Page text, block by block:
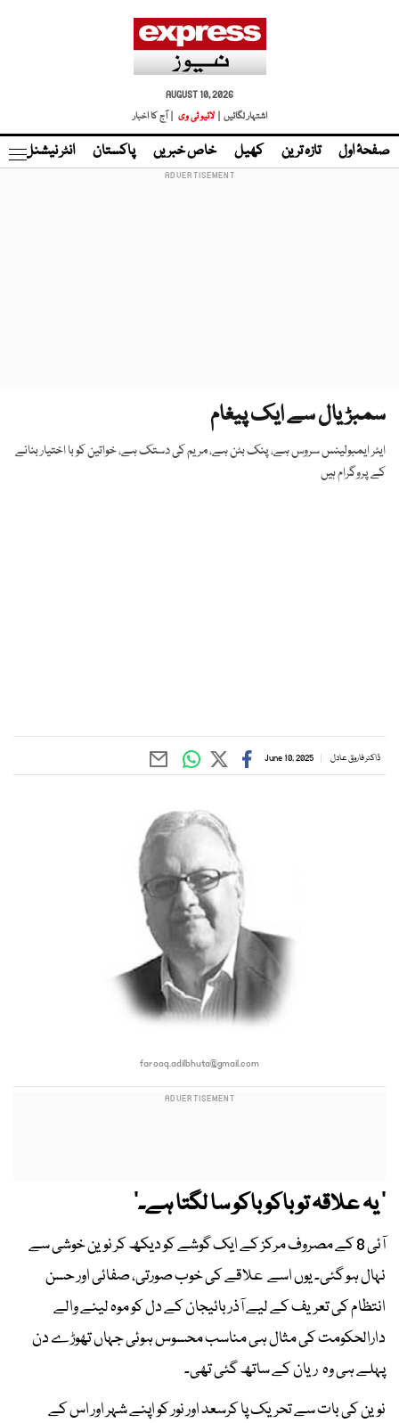
AUGUST 10, 2026
اشتہار لگائیں |
لائیو ٹی وی | آج کا اخبار
صفحۂ اول تازہ ترین کھیل خاص خبریں پاکستان انٹر نیشنل
سمبڑیال سے ایک پیغام
ایئر ایمبولینس سروس ہے، پنک بٹن ہے، مریم کی دستک ہے، خواتین کو با اختیار بنانے
کے پروگرام ہیں
ڈاکٹر فاروق عادل June 10, 2025
farooq.adilbhuta@gmail.com
' یہ علاقہ تو باکو باکو سا لگتا ہے۔'
آئی 8 کے مصروف مرکز کے ایک گوشے کو دیکھ کر نوین خوشی سے
نہال ہو گئی۔ یوں اسے علاقے کی خوب صورتی، صفائی اور حسن
انتظام کی تعریف کے لیے آذر بائیجان کے دل کو موہ لینے والے
دارالحکومت کی مثال ہی مناسب محسوس ہوئی جہاں تھوڑے دن
پہلے ہی وہ ریان کے ساتھ گئی تھی۔
نوین کی بات سے تحریک پا کرسعد اور نور کو اپنے شہر اور اس کے